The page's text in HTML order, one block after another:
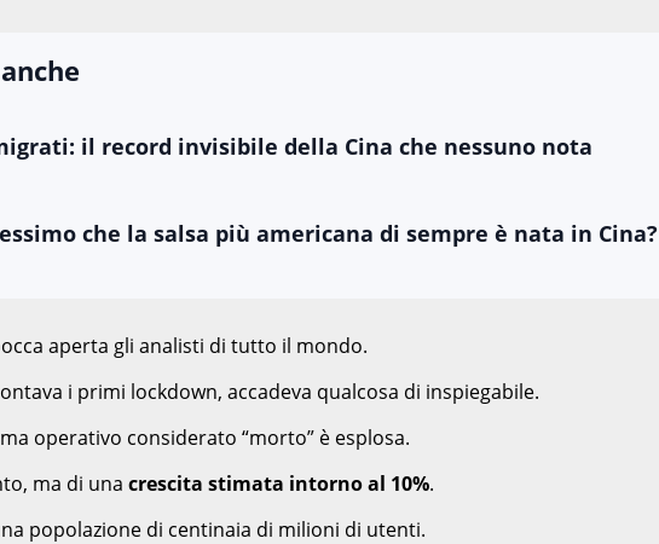
il record invisibile della Cina che nessuno nota
che la salsa più americana di sempre è nata in Cina?
aperta gli analisti di tutto il mondo.
i primi lockdown, accadeva qualcosa di inspiegabile.
operativo considerato “morto” è esplosa.
ma di una crescita stimata intorno al 10%.
popolazione di centinaia di milioni di utenti.